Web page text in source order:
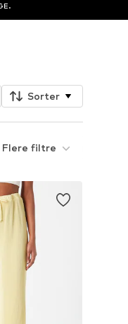
Sorter
Produktets egenskaber
Flere filtre